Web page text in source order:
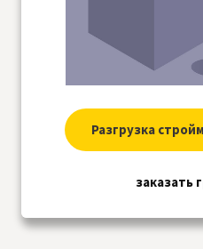
Разгрузка
заказать